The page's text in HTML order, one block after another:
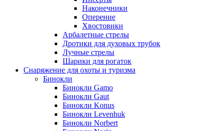
Наконечники
Оперение
Хвостовики
Арбалетные стрелы
Дротики для духовых трубок
Лучные стрелы
Шарики для рогаток
Снаряжение для охоты и туризма
Бинокли
Бинокли Gamo
Бинокли Gaut
Бинокли Konus
Бинокли Levenhuk
Бинокли Norbert